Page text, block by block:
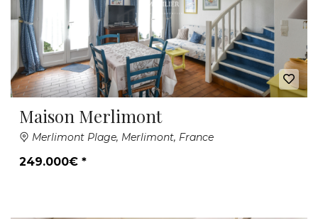
Maison Merlimont
Merlimont Plage, Merlimont, France
249.000€ *